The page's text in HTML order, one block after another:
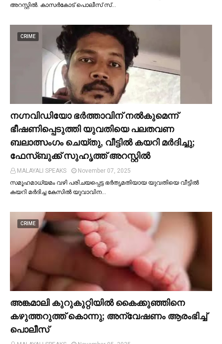
അറസ്റ്റില്‍. കാസർകോട് പൊലീസ് സ്…
CRIME
നഗ്നവിഡിയോ ഭര്‍ത്താവിന് നല്‍കുമെന്ന്
ഭീഷണിപ്പെടുത്തി യുവതിയെ പലതവണ
ബലാത്സംഗം ചെയ്തു, വീട്ടില്‍ കയറി മര്‍ദിച്ചു;
ഫേസ്ബുക്ക് സുഹൃത്ത് അറസ്റ്റില്‍
MALAYALI SPEAKS
November 07, 2025
സമൂഹമാധ്യമം വഴി പരിചയപ്പെട്ട ഭർതൃമതിയായ യുവതിയെ വീട്ടില്‍
കയറി മർദിച്ച കേസില്‍ യുവാവിന…
CRIME
അങ്കമാലി കുറുകുറ്റിയില്‍ കൈക്കുഞ്ഞിനെ
കഴുത്തറുത്ത് കൊന്നു; അന്വേഷണം ആരംഭിച്ച്‌
പൊലീസ്